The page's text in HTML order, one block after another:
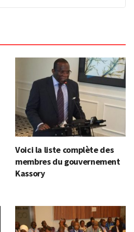
Voici la liste complète des
membres du gouvernement
Kassory